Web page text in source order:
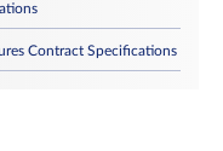
Contract Specifications